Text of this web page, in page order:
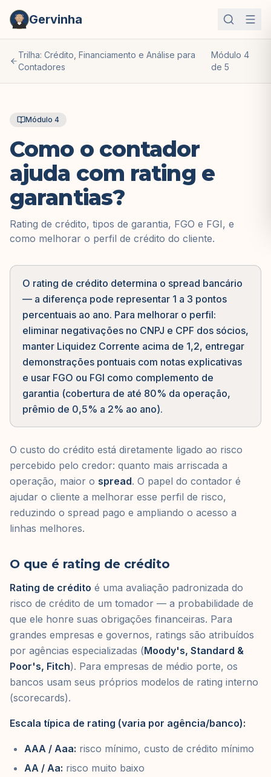
Gervinha
Trilha: Crédito, Financiamento e Análise para
Contadores
Módulo4
de5
Módulo 4
Como o contador
ajuda com rating e
garantias?
Rating de crédito, tipos de garantia, FGO e FGI, e
como melhorar o perfil de crédito do cliente.
O rating de crédito determina o spread bancário
— a diferença pode representar 1 a 3 pontos
percentuais ao ano. Para melhorar o perfil:
eliminar negativações no CNPJ e CPF dos sócios,
manter Liquidez Corrente acima de 1,2, entregar
demonstrações pontuais com notas explicativas
e usar FGO ou FGI como complemento de
garantia (cobertura de até 80% da operação,
prêmio de 0,5% a 2% ao ano).
O custo do crédito está diretamente ligado ao risco
percebido pelo credor: quanto mais arriscada a
operação, maior o spread. O papel do contador é
ajudar o cliente a melhorar esse perfil de risco,
reduzindo o spread pago e ampliando o acesso a
linhas melhores.
O que é rating de crédito
Rating de crédito é uma avaliação padronizada do
risco de crédito de um tomador — a probabilidade de
que ele honre suas obrigações financeiras. Para
grandes empresas e governos, ratings são atribuídos
por agências especializadas (Moody's, Standard &
Poor's, Fitch). Para empresas de médio porte, os
bancos usam seus próprios modelos de rating interno
(scorecards).
Escala típica de rating (varia por agência/banco):
AAA / Aaa: risco mínimo, custo de crédito mínimo
AA / Aa: risco muito baixo